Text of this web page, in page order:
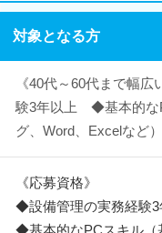
対象となる方
《40代～60代まで幅
験3年以上 ◆基本的な
グ、Word、Excelなど）
《応募資格》
◆設備管理の実務経験3
◆基本的なPCスキル（